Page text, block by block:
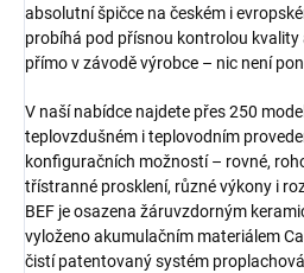
absolutní špičce na českém i
probíhá pod přísnou kontrolou kvality
přímo v závodě výrobce – nic není
V naší nabídce najdete přes 250
teplovzdušném i teplovodním
konfiguračních možností – rovné,
třístranné prosklení, různé výkony i
BEF je osazena žáruvzdorným
vyloženo akumulačním materiálem
čistí patentovaný systém